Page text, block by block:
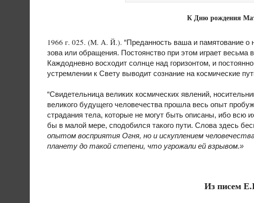
К Дню рождения
1966 г. 025. (М. А. Й.). “Преданность ваша и памятование о
зова или обращения. Постоянство при этом играет весьма
Каждодневно восходит солнце над горизонтом, и
устремлении к Свету выводит сознание на космические
“Свидетельница великих космических явлений,
великого будущего человечества прошла весь опыт
страдания тела, которые не могут быть описаны, ибо всю
бы в малой мере, сподобился такого пути. Слова здесь
опытом восприятия Огня, но и искуплением
планету до такой степени, что угрожали ей взрывом.»
Из писем